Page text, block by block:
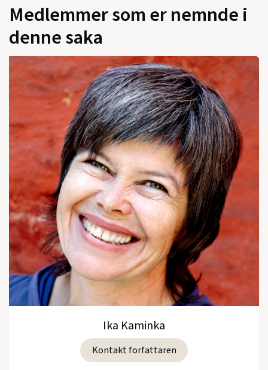
Medlemmer som er nemnde i
denne saka
Ika Kaminka
Kontakt forfattaren